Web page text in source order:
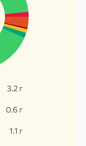
3.2 г
0.6 г
1.1 г